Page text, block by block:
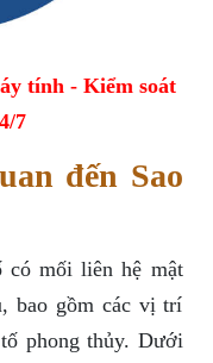
tính - Kiểm soát
7
đến Sao
có mối liên hệ mật
bao gồm các vị trí
phong thủy. Dưới